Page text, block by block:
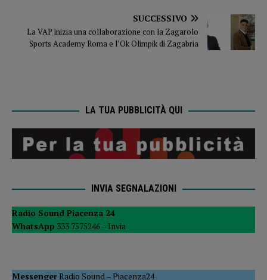
SUCCESSIVO
La VAP inizia una collaborazione con la Zagarolo
Sports Academy Roma e l’Ok Olimpik di Zagabria
LA TUA PUBBLICITÀ QUI
INVIA SEGNALAZIONI
Radio Sound Piacenza 24
WhatsApp 333 7575246 – Invia
MessengerRadio Sound –Piacenza24